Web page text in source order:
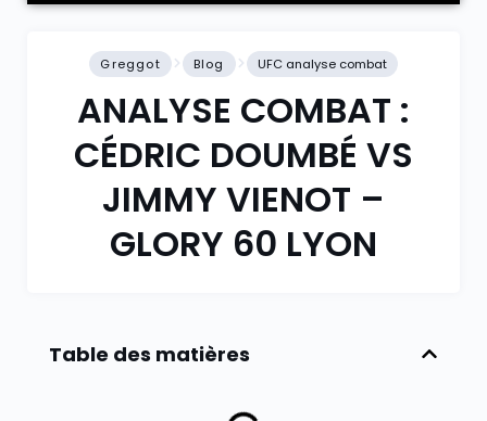
Greggot Blog UFC analyse combat
ANALYSE COMBAT :
CÉDRIC DOUMBÉ VS
JIMMY VIENOT –
GLORY 60 LYON
Table des matières